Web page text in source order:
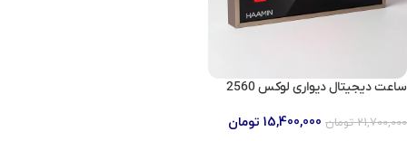
ساعت دیجیتال دیواری لوکس 2560
21,700,000 تومان 15,400,000 تومان